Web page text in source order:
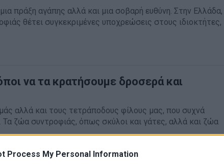
Process My Personal Information
μια πράξη αγάπης αλλά και μια σοβαρή ευθύνη. Στην Ελλάδα,
θέτει συγκεκριμένες υποχρεώσεις στους ιδιοκτήτες,
να τα κρατήσουμε δροσερά και
αλλά και τους τετράποδους φίλους μας, που συχνά
ζώα συντροφιάς, όπως σκύλοι και γάτες, αλλά και ζώα